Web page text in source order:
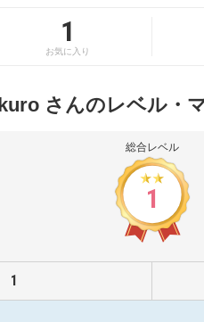
1
お気に入り
kuro さんのレベル・
総合レベル
1
1